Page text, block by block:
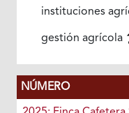
instituciones
gestión agrícola
NÚMERO